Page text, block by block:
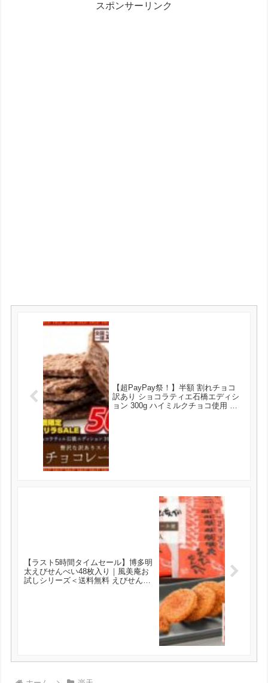
スポンサーリンク
【超PayPay祭！】半額 割れチョコ
訳あり ショコラティエ石橋エディシ
ョン 300g ハイミルクチョコ使用 送
【ラスト5時間タイムセール】博多明
太えびせんべい48枚入り｜風美庵お
試しシリーズ＜送料無料 えびせんべ